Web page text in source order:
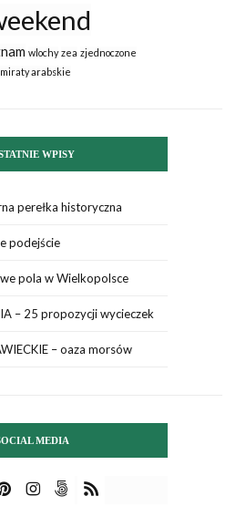
wlochy zea zjednoczone
arabskie
WPISY
perełka historyczna
podejście
pola w Wielkopolsce
– 25 propozycji wycieczek
– oaza morsów
MEDIA